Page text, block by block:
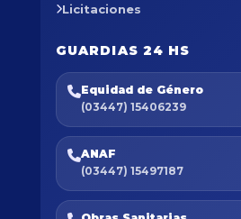
Licitaciones
GUARDIAS 24 HS
Equidad de Género
(03447) 15406239
ANAF
(03447) 15497187